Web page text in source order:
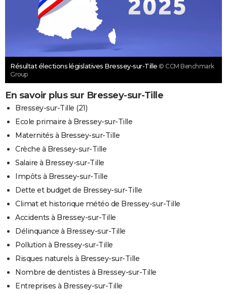
Résultat élections législatives Bressey-sur-Tille © CCM Benchmark
Group
En savoir plus sur Bressey-sur-Tille
Bressey-sur-Tille (21)
Ecole primaire à Bressey-sur-Tille
Maternités à Bressey-sur-Tille
Crèche à Bressey-sur-Tille
Salaire à Bressey-sur-Tille
Impôts à Bressey-sur-Tille
Dette et budget de Bressey-sur-Tille
Climat et historique météo de Bressey-sur-Tille
Accidents à Bressey-sur-Tille
Délinquance à Bressey-sur-Tille
Pollution à Bressey-sur-Tille
Risques naturels à Bressey-sur-Tille
Nombre de dentistes à Bressey-sur-Tille
Entreprises à Bressey-sur-Tille